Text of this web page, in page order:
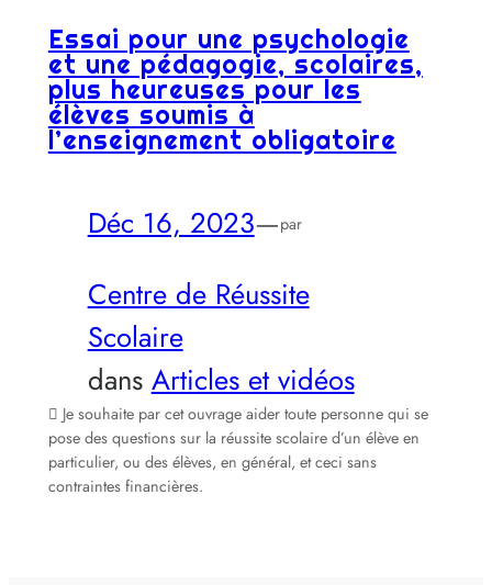
Essai pour une psychologie
et une pédagogie, scolaires,
plus heureuses pour les
élèves soumis à
l’enseignement obligatoire
Déc 16, 2023—par
Centre de Réussite
Scolaire
dans Articles et vidéos
 Je souhaite par cet ouvrage aider toute personne qui se
pose des questions sur la réussite scolaire d’un élève en
particulier, ou des élèves, en général, et ceci sans
contraintes financières.